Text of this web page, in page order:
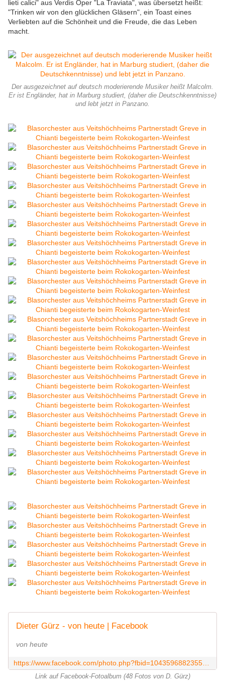
lieti calici" aus Verdis Oper "La Traviata", was übersetzt heißt:
"Trinken wir von den glücklichen Gläsern", ein Toast eines
Verliebten auf die Schönheit und die Freude, die das Leben
macht.
Der ausgezeichnet auf deutsch moderierende Musiker heißt Malcolm.
Er ist Engländer, hat in Marburg studiert, (daher die Deutschkenntnisse)
und lebt jetzt in Panzano.
Dieter Gürz - von heute | Facebook
von heute
Link auf Facebook-Fotoalbum (48 Fotos von D. Gürz)